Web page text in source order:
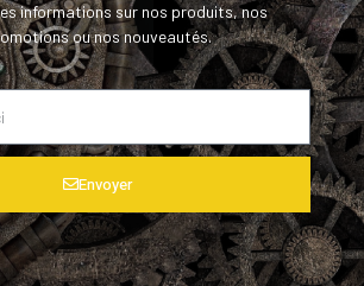
informations sur nos produits, nos
ou nos nouveautés.
Envoyer